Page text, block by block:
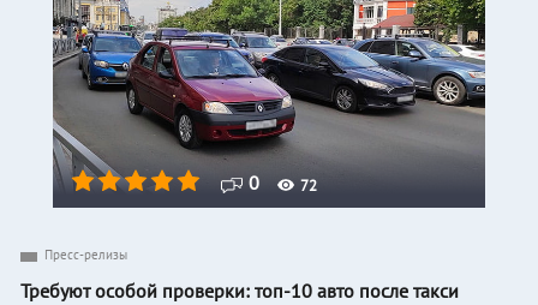
0 72
Пресс-релизы
Требуют особой проверки: топ-10 авто после такси